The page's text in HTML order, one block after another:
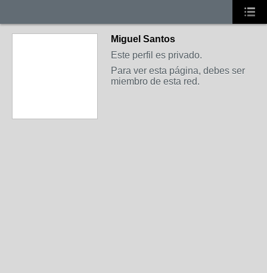
Miguel Santos
Este perfil es privado.
Para ver esta página, debes ser
miembro de esta red.